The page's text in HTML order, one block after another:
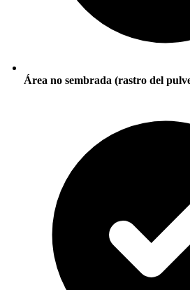
Área no sembrada (rastro del